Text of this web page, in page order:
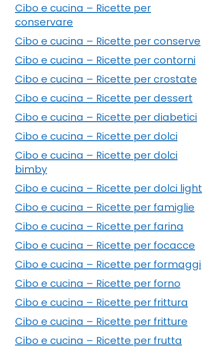
Cibo e cucina – Ricette per
conservare
Cibo e cucina – Ricette per conserve
Cibo e cucina – Ricette per contorni
Cibo e cucina – Ricette per crostate
Cibo e cucina – Ricette per dessert
Cibo e cucina – Ricette per diabetici
Cibo e cucina – Ricette per dolci
Cibo e cucina – Ricette per dolci
bimby
Cibo e cucina – Ricette per dolci light
Cibo e cucina – Ricette per famiglie
Cibo e cucina – Ricette per farina
Cibo e cucina – Ricette per focacce
Cibo e cucina – Ricette per formaggi
Cibo e cucina – Ricette per forno
Cibo e cucina – Ricette per frittura
Cibo e cucina – Ricette per fritture
Cibo e cucina – Ricette per frutta